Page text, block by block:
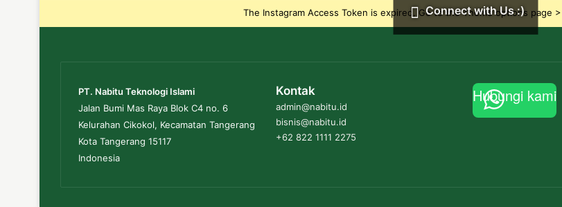
Connect with Us :)
The Instagram Access Token is expired, Go to the Theme options page
PT. Nabitu Teknologi Islami
Jalan Bumi Mas Raya Blok C4 no. 6
Kelurahan Cikokol, Kecamatan Tangerang
Kota Tangerang 15117
Indonesia
Kontak
admin@nabitu.id
bisnis@nabitu.id
+62 822 1111 2275
Hubungi kami